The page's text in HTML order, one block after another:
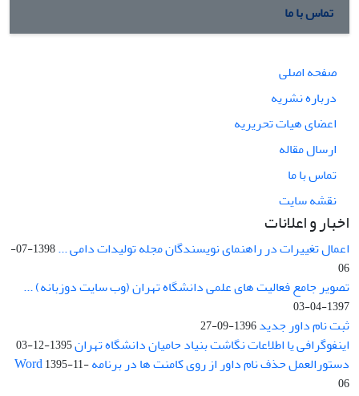
تماس با ما
صفحه اصلی
درباره نشریه
اعضای هیات تحریریه
ارسال مقاله
تماس با ما
نقشه سایت
اخبار و اعلانات
اعمال تغییرات در راهنمای نویسندگان مجله تولیدات دامی ...
1398-07-
06
تصویر جامع فعالیت های علمی دانشگاه تهران (وب سایت دوزبانه) ...
1397-04-03
ثبت نام داور جدید1396-09-27
اینفوگرافی یا اطلاعات نگاشت بنیاد حامیان دانشگاه تهران1395-12-03
دستورالعمل حذف نام داور از روی کامنت ها در برنامه Word1395-11-
06